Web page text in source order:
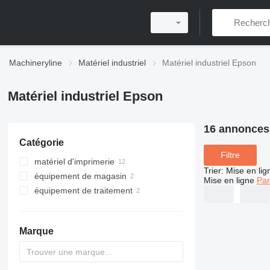
Machineryline Matériel industriel Matériel industriel Epson
Matériel industriel Epson
Catégorie
matériel d'imprimerie
imprimantes
machines d'impression
imprimantes laser
imprimantes à jet d'encre
traçeurs
équipement de magasin
matériel POS
équipement de traitement
Marque
16
Filtre
Trier: Mise en
Mise en ligne